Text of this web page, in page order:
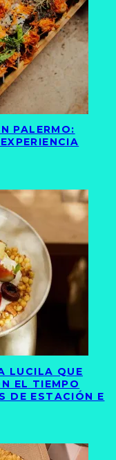
PALERMO:
LUCILA QUE
EL TIEMPO
DE ESTACIÓN E